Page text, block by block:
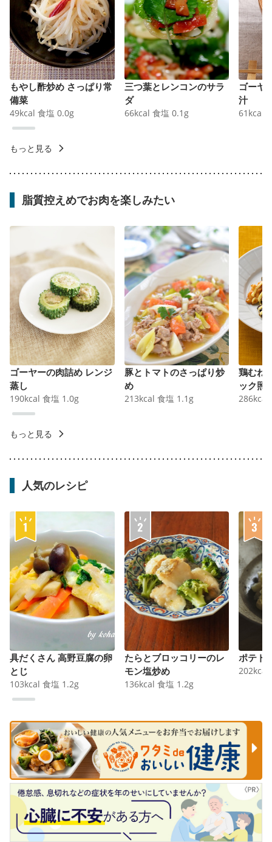
もやし酢炒め さっぱり常
備菜
49kcal 食塩 0.0g
三つ葉とレンコンのサラ
ダ
66kcal 食塩 0.1g
ゴーヤ
汁
61 kcal
もっと見る
脂質控えめでお肉を楽しみたい
ゴーヤーの肉詰め レンジ
蒸し
190kcal 食塩 1.0g
豚とトマトのさっぱり炒
め
213kcal 食塩 1.1g
鶏むね
ック照
286kcal
もっと見る
人気のレシピ
具だくさん 高野豆腐の卵
とじ
103kcal 食塩 1.2g
たらとブロッコリーのレ
モン塩炒め
136kcal 食塩 1.2g
ポテト
202kcal